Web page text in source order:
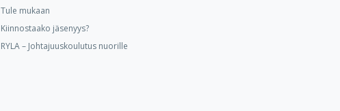
Tule mukaan
Kiinnostaako jäsenyys?
RYLA – Johtajuuskoulutus nuorille